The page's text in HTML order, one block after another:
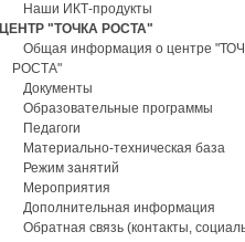
Наши ИКТ-продукты
ЦЕНТР "ТОЧКА РОСТА"
Общая информация о центре
РОСТА"
Документы
Образовательные программы
Педагоги
Материально-техническая база
Режим занятий
Мероприятия
Дополнительная информация
Обратная связь (контакты,